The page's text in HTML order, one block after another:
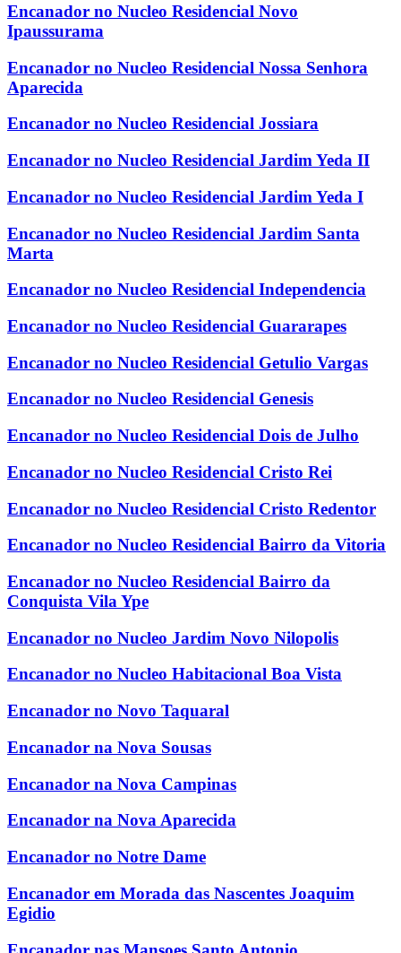
Encanador no Nucleo Residencial Novo
Ipaussurama
Encanador no Nucleo Residencial Nossa Senhora
Aparecida
Encanador no Nucleo Residencial Jossiara
Encanador no Nucleo Residencial Jardim Yeda II
Encanador no Nucleo Residencial Jardim Yeda I
Encanador no Nucleo Residencial Jardim Santa
Marta
Encanador no Nucleo Residencial Independencia
Encanador no Nucleo Residencial Guararapes
Encanador no Nucleo Residencial Getulio Vargas
Encanador no Nucleo Residencial Genesis
Encanador no Nucleo Residencial Dois de Julho
Encanador no Nucleo Residencial Cristo Rei
Encanador no Nucleo Residencial Cristo Redentor
Encanador no Nucleo Residencial Bairro da Vitoria
Encanador no Nucleo Residencial Bairro da
Conquista Vila Ype
Encanador no Nucleo Jardim Novo Nilopolis
Encanador no Nucleo Habitacional Boa Vista
Encanador no Novo Taquaral
Encanador na Nova Sousas
Encanador na Nova Campinas
Encanador na Nova Aparecida
Encanador no Notre Dame
Encanador em Morada das Nascentes Joaquim
Egidio